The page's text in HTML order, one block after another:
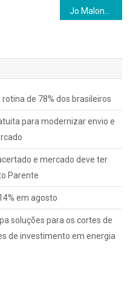
Jo Malone London lança fragrância em experiência sensorial no estande do Plenitude em São Paulo
de 78% dos brasileiros
para modernizar envio e
e mercado deve ter
Parente
em agosto
soluções para os cortes de
de investimento em energia